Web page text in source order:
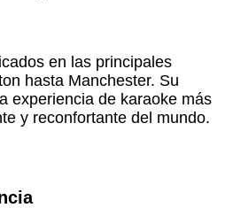
en las principales
hasta Manchester. Su
experiencia de karaoke más
y reconfortante del mundo.